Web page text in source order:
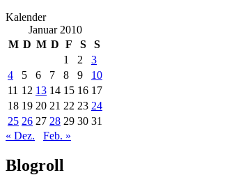
Kalender
Januar 2010
M D M D F S
S
1
2
3
4
5 6 7 8 9
10
11 12 13 14 15 16 17
18 19 20 21 22 23 24
25 26 27 28 29 30 31
« Dez.
Feb. »
Blogroll